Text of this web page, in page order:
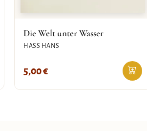
Die Welt unter Wasser
HASS HANS
5,00€